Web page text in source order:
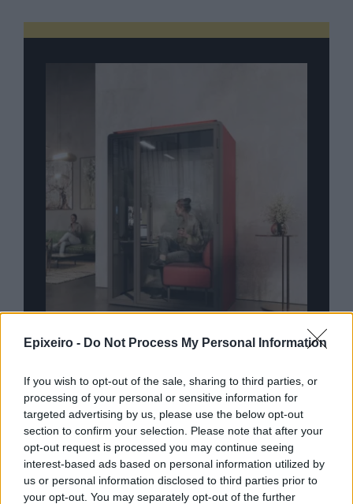
Epixeiro - Do Not Process My Personal Information
If you wish to opt-out of the sale, sharing to third parties, or
processing of your personal or sensitive information for
targeted advertising by us, please use the below opt-out
section to confirm your selection. Please note that after your
opt-out request is processed you may continue seeing
interest-based ads based on personal information utilized by
us or personal information disclosed to third parties prior to
your opt-out. You may separately opt-out of the further
Quento: Τεχνολογία με ανθρώπινο
Advertorial